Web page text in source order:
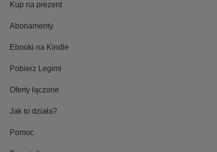
Kup na prezent
Abonamenty
Ebooki na Kindle
Pobierz Legimi
Oferty łączone
Jak to działa?
Pomoc